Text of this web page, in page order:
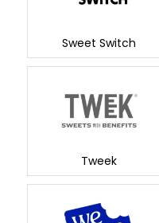
Sweet Switch
Tweek